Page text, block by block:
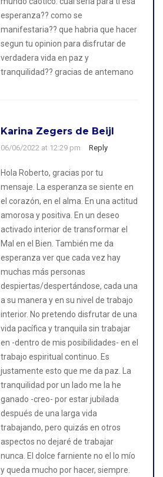
esperanza?? como se
manifestaria?? que habria que hacer
segun tu opinion para disfrutar de
verdadera vida en paz y
tranquilidad?? gracias de antemano
Karina Zegers de Beijl
06/06/2022 at 12:29 pm Reply
Hola Roberto, gracias por tu
mensaje. La esperanza se siente en
el corazón, en el alma. En una actitud
amorosa y positiva. En un deseo
activado interior de transformar el
Mal en el Bien. También me da
esperanza ver que cada vez hay
muchas más personas
despiertas/despertándose, cada una
a su manera y en su nivel de trabajo
interior. No pretendo disfrutar de una
vida pacífica y tranquila sin trabajar
en -dentro de mis posibilidades- en el
trabajo espiritual continuo. Es
justamente esto que me da paz. La
tranquilidad por un lado me la he
ganado -creo- por estar jubilada
después de una larga vida
trabajando, pero quizás en otros
aspectos no dejaré de trabajar
nunca. El dolce farniente no el lo mío
y queda mucho por hacer, siempre.